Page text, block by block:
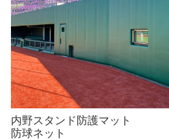
内野スタンド防護マット
防球ネット